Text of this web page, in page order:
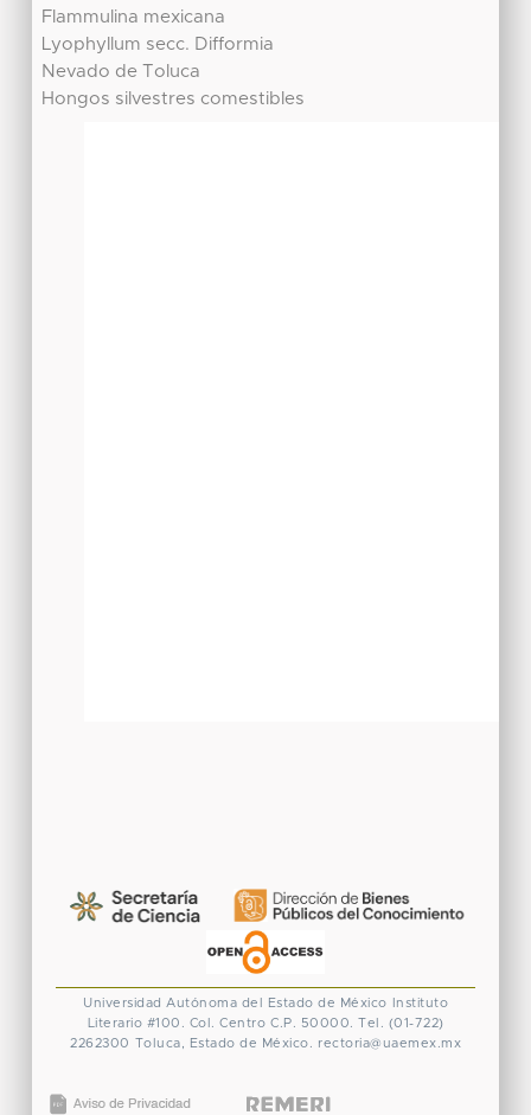
Flammulina mexicana
Lyophyllum secc. Difformia
Nevado de Toluca
Hongos silvestres comestibles
Universidad Autónoma del Estado de México
Instituto
Literario #100. Col. Centro C.P. 50000. Tel. (01-722)
2262300 Toluca, Estado de México. rectoria@uaemex.mx